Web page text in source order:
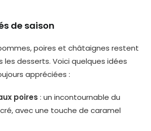
de saison
poires et châtaignes restent
les desserts. Voici quelques idées
appréciées :
poires : un incontournable du
avec une touche de caramel